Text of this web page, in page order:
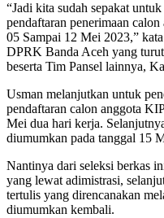
“Jadi kita sudah sepakat
pendaftaran penerimaan
05 Sampai 12 Mei 2023,”
DPRK Banda Aceh yang
beserta Tim Pansel lainnya,
Usman melanjutkan untuk
pendaftaran calon anggota
Mei dua hari kerja.
diumumkan pada tanggal 15
Nantinya dari seleksi berkas
yang lewat adimistrasi,
tertulis yang direncanakan
diumumkan kembali.